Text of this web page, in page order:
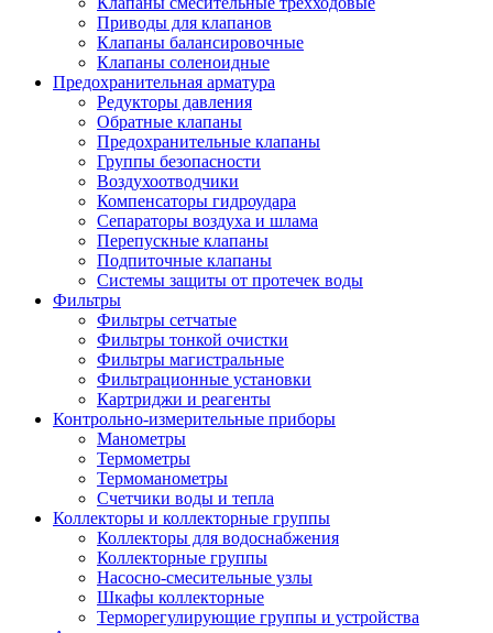
Приводы для клапанов
Клапаны балансировочные
Клапаны соленоидные
Предохранительная арматура
Редукторы давления
Обратные клапаны
Предохранительные клапаны
Группы безопасности
Воздухоотводчики
Компенсаторы гидроудара
Сепараторы воздуха и шлама
Перепускные клапаны
Подпиточные клапаны
Системы защиты от протечек воды
Фильтры
Фильтры сетчатые
Фильтры тонкой очистки
Фильтры магистральные
Фильтрационные установки
Картриджи и реагенты
Контрольно-измерительные приборы
Манометры
Термометры
Термоманометры
Счетчики воды и тепла
Коллекторы и коллекторные группы
Коллекторы для водоснабжения
Коллекторные группы
Насосно-смесительные узлы
Шкафы коллекторные
Терморегулирующие группы и устройства